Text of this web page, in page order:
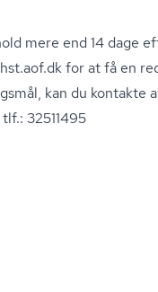
mere end 14 dage
for at få en
kan du kontakte
32511495